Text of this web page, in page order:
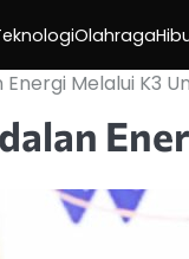
Olahraga
Melalui K3